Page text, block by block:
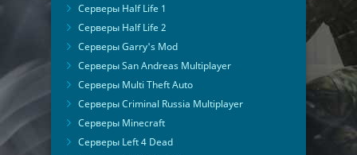
Серверы Half Life 1
Серверы Half Life 2
Серверы Garry's Mod
Серверы San Andreas Multiplayer
Серверы Multi Theft Auto
Серверы Criminal Russia Multiplayer
Серверы Minecraft
Серверы Left 4 Dead